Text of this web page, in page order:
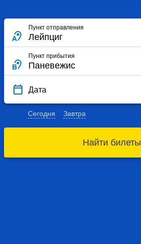
Пункт отправления
Пункт прибытия
Дата
Сегодня Завтра
Найти билеты